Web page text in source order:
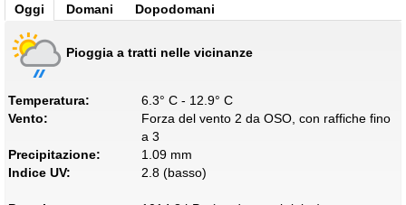
Oggi Domani Dopodomani
Pioggia a tratti nelle vicinanze
Temperatura:
6.3° C - 12.9° C
Vento:
Forza del vento 2 da OSO, con raffiche fino
a 3
Precipitazione:
1.09 mm
Indice UV:
2.8 (basso)